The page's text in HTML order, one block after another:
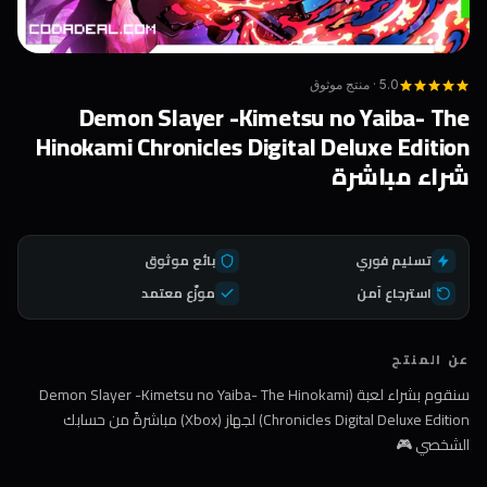
5.0 · منتج موثوق
Demon Slayer -Kimetsu no Yaiba- The
Hinokami Chronicles Digital Deluxe Edition
شراء مباشرة
تسليم فوري
بائع موثوق
استرجاع آمن
موزّع معتمد
عن المنتج
سنقوم بشراء لعبة (Demon Slayer -Kimetsu no Yaiba- The Hinokami
Chronicles Digital Deluxe Edition) لجهاز (Xbox) مباشرةً من حسابك
الشخصي 🎮